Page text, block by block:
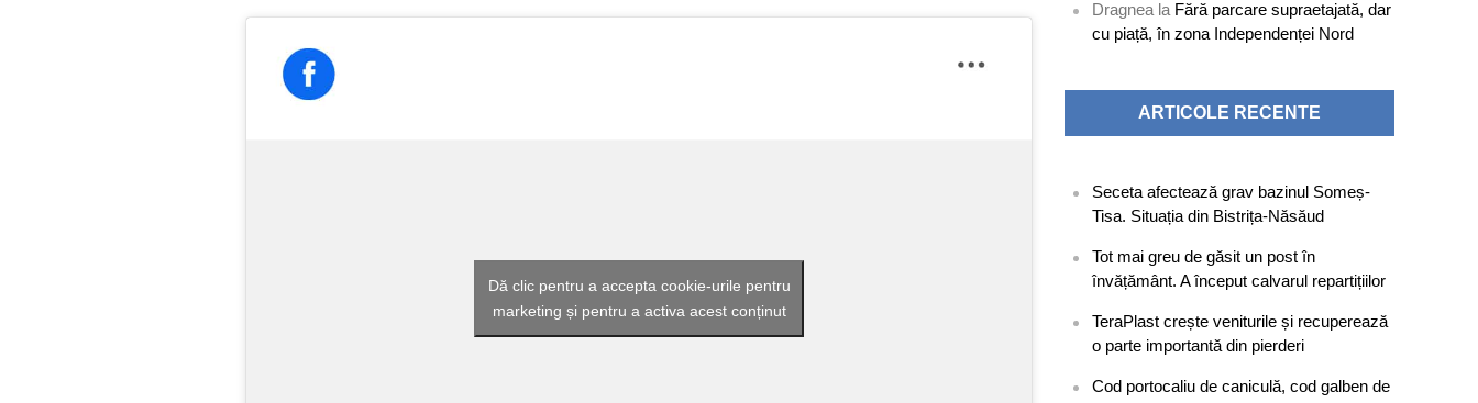
Dă clic pentru a accepta cookie-urile pentru
marketing și pentru a activa acest conținut
Dragnea la Fără parcare supraetajată, dar
cu piață, în zona Independenței Nord
ARTICOLE RECENTE
Seceta afectează grav bazinul Someș-
Tisa. Situația din Bistrița-Năsăud
Tot mai greu de găsit un post în
învățământ. A început calvarul repartițiilor
TeraPlast crește veniturile și recuperează
o parte importantă din pierderi
Cod portocaliu de caniculă, cod galben de